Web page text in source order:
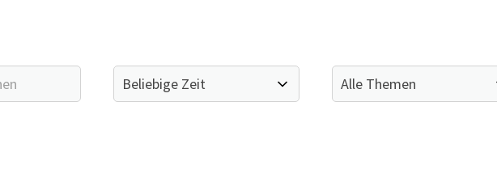
Downloads
Termine